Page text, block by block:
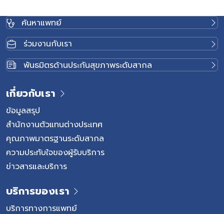
ถูกต้อง รวมถึงการประเมินโดยแพทย์ชำนาญการและการใช้
เทคโนโลยีการรักษาที่แม่นยำ จึงเป็นปัจจัยสำคัญที่ช่วยเพิ่ม
ความแม่นยำในการรักษา ลดความเสี่ยงของภาวะแทรกซ้อน
และช่วยให้การผ่าตัดมีความปลอดภัยมากยิ่งขึ้นสำหรับผู้ป่วย
ริดสีดวงจมูก คืออะไร คือก้อนเนื้อนุ่มที่เกิดจากเยื่อบุโพรงจมูก
บวมเรื้อรัง มักพบในผู้ที่มีภูมิแพ้หรือไซนัสอักเสบเป็นประจำ ก้อน
ริดสีดวงจมูกมักเกิดบริเวณโพรงไซนัส ซึ่งอยู่ใกล้โครงสร้าง
สำคัญ เช่น เบ้าตา เส้นประสาทตา และฐานสมองส่วนหน้า
สัญญาณเตือน “ริดสีดวงจมูก” ที่ไม่ควรมองข้าม หากคุณมี
อาการเหล่านี้ต่อเนื่องเกิน 2 สัปดาห์ ควรรีบพบแพทย์หู คอ
จมูก เพื่อตรวจโพรงจมูกอย่างละเอียด ใครคือกลุ่มเสี่ยงของ
“ริดสีดวงจมูก” การวินิจฉัยโรคริดสีดวงจมูก แพทย์จะตรวจ
โดยใช้กล้อง Endoscope ตรวจดูภายในโพรงจมูกอย่าง
ละเอียด ในบางกรณีอาจทำ CT Scan […]
ค้นหาแพทย์
ร่วมงานกับเรา
พันธมิตรด้านประกันสุขภาพระดับสากล
เกี่ยวกับเรา
ข้อมูลสรุป
สำนักงานตัวแทนต่างประเทศ
คุณภาพมาตรฐานระดับสากล
ความประทับใจของผู้รับบริการ
ข่าวสารและบริการ
บริการของเรา
บริการทางการแพทย์